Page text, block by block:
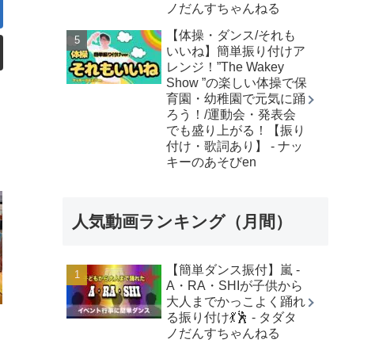
ノだんすちゃんねる
【体操・ダンス/それも
いいね】簡単振り付けア
レンジ！”The Wakey
Show ”の楽しい体操で保
育園・幼稚園で元気に踊
ろう！/運動会・発表会
でも盛り上がる！【振り
付け・歌詞あり】 - ナッ
キーのあそびen
人気動画ランキング（月間）
【簡単ダンス振付】嵐 -
A・RA・SHIが子供から
大人までかっこよく踊れ
る振り付け💃🕺 - タダタ
ノだんすちゃんねる